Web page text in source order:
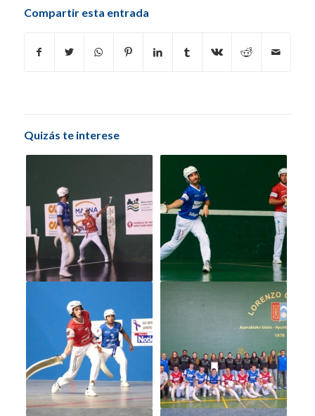
Compartir esta entrada
Quizás te interese